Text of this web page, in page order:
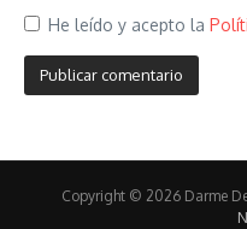
He leído y acepto la
Copyright © 2026 Darme